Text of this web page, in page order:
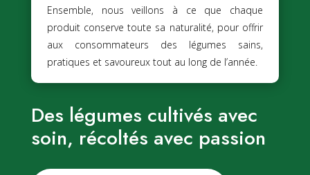
Ensemble, nous veillons à ce que chaque
produit conserve toute sa naturalité, pour offrir
aux consommateurs des légumes sains,
pratiques et savoureux tout au long de l’année.
Des légumes cultivés avec
soin, récoltés avec passion